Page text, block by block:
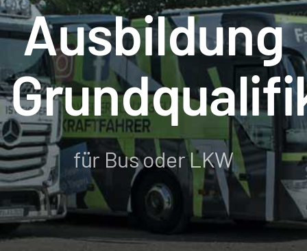
Ausbildung
für Bus oder LKW